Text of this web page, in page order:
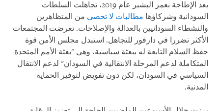
بعد الإطاحة بعمر البشير عام 2019، تجاهلت السلطات
السودانية وشركاؤها مطالبات لا تحصى من المتظاهرين
والنشطاء السودانيين بالعدالة والإصلاحات. تعرضت المجتمعات
الأكثر تضررا في دارفور للتجاهل. استبدل مجلس الأمن قوة
حفظ السلام التابعة له ببعثة سياسية، وهي "بعثة الأمم المتحدة
المتكاملة لدعم المرحلة الانتقالية في السودان" لدعم الانتقال
السياسي في السودان، لكن دون تفويض لتوفير الحماية
المدنية.